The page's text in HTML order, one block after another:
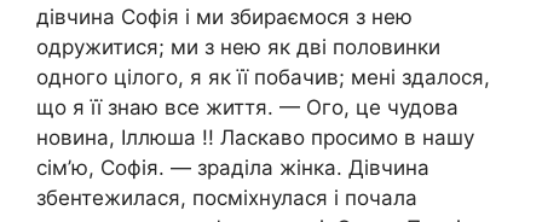
дівчина Софія і ми збираємося з нею
одружитися; ми з нею як дві половинки
одного цілого, я як її побачив; мені здалося,
що я її знаю все життя. — Ого, це чудова
новина, Іллюша !! Ласкаво просимо в нашу
сім’ю, Софія. — зраділа жінка. Дівчина
збентежилася, посміхнулася і почала